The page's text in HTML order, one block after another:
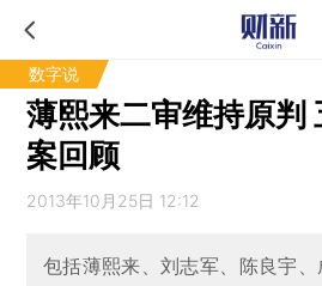
数字说
薄熙来二审维持原判
案回顾
2013年10月25日 12:12
包括薄熙来、刘志军、陈良宇